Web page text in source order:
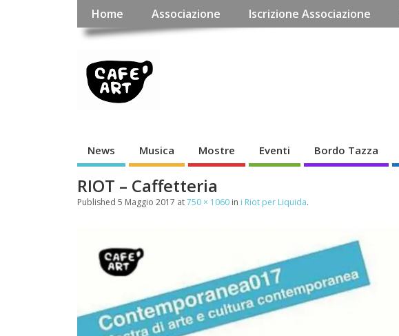
Home Associazione Iscrizione Associazione
News Musica Mostre Eventi Bordo Tazza
RIOT – Caffetteria
Published 5 Maggio 2017 at750 × 1060 in i Riot per Liquida.